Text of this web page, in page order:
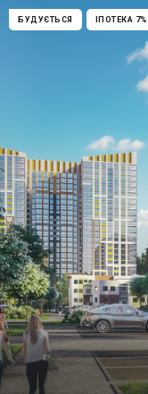
БУДУЄТЬСЯ ІПОТЕКА 7%